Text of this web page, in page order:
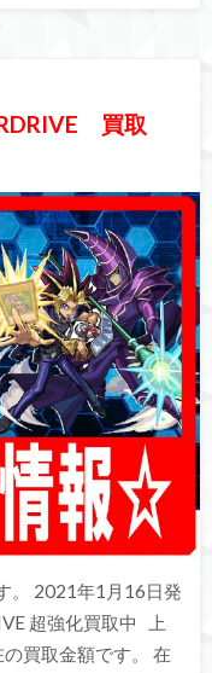
買取
。 2021年1月16日発
超強化買取中 上
買取金額です。 在